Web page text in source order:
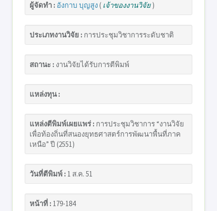
ผู้จัดทำ : อังกาบ บุญสูง( เจ้าของงานวิจัย)
ประเภทงานวิจัย : การประชุมวิชาการระดับชาติ
สถานะ : งานวิจัยได้รับการตีพิมพ์
แหล่งทุน :
แหล่งตีพิมพ์เผยแพร่ : การประชุมวิชาการ “งานวิจัย
เพื่อท้องถิ่นที่สนองยุทธศาสตร์การพัฒนาพื้นที่ภาค
เหนือ” ปี (2551)
วันที่ตีพิมพ์ : 1 ส.ค. 51
หน้าที่ : 179-184